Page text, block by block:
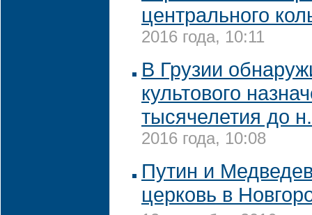
центрального
2016 года, 10:11
В Грузии
культового
тысячелетия до
2016 года, 10:08
Путин и
церковь в